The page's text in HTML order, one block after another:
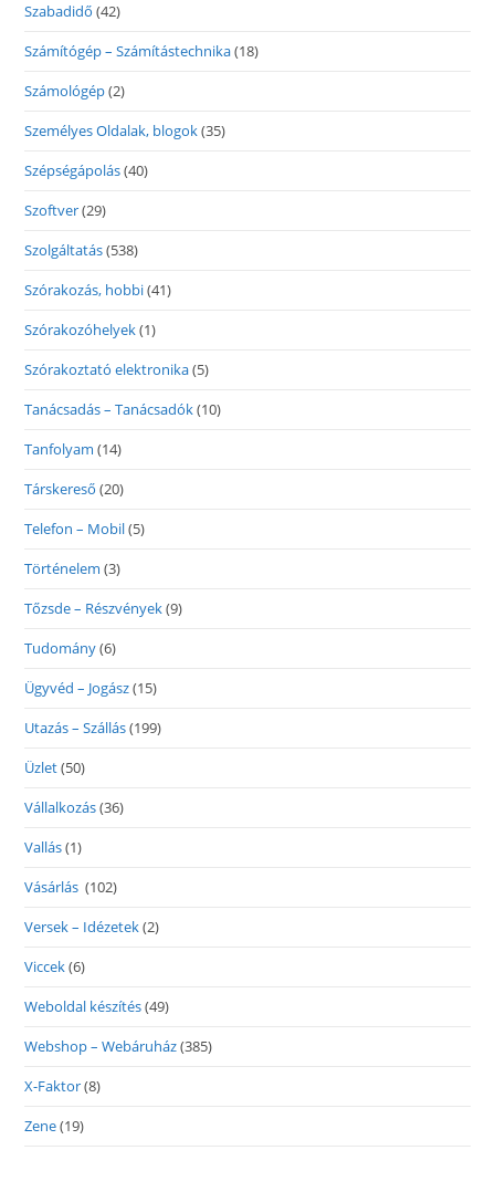
Szabadidő (42)
Számítógép – Számítástechnika(18)
Számológép(2)
Személyes Oldalak, blogok(35)
Szépségápolás(40)
Szoftver(29)
Szolgáltatás(538)
Szórakozás, hobbi(41)
Szórakozóhelyek(1)
Szórakoztató elektronika(5)
Tanácsadás – Tanácsadók(10)
Tanfolyam (14)
Társkereső (20)
Telefon – Mobil(5)
Történelem (3)
Tőzsde – Részvények(9)
Tudomány(6)
Ügyvéd – Jogász(15)
Utazás – Szállás(199)
Üzlet(50)
Vállalkozás(36)
Vallás(1)
Vásárlás (102)
Versek – Idézetek(2)
Viccek(6)
Weboldal készítés(49)
Webshop – Webáruház(385)
X-Faktor(8)
Zene(19)